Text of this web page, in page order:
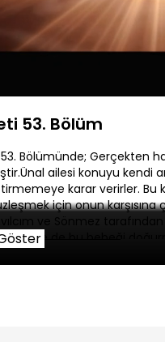
53. Bölüm
53. Bölümünde;
ailesi konuyu kendi
karar verirler.
için onun karşısına
ve Sönmez
yine de bu bebeği
ailesi, Fatih ve
durumu devam
yaşça çok
ise dünya umurunda